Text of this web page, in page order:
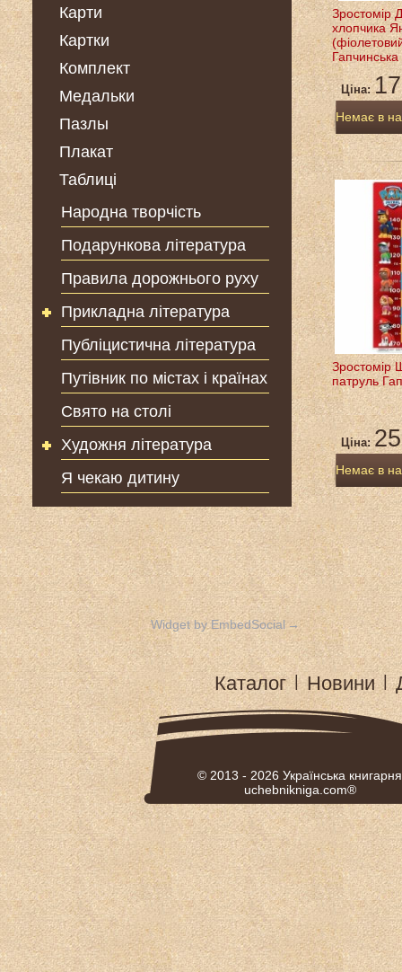
Карти
Картки
Комплект
Медальки
Пазлы
Плакат
Таблиці
Народна творчість
Подарункова література
Правила дорожнього руху
Прикладна література
Публіцистична література
Путівник по містах і країнах
Свято на столі
Художня література
Я чекаю дитину
Widget by EmbedSocial→
Зростомір
хлопчика
Гапчинська
Ціна:
Немає в
Зростомір
патруль
Ціна:
Немає в
Каталог | Новини |
© 2013 - 2026 Українська книгарня
uchebnikniga.com®